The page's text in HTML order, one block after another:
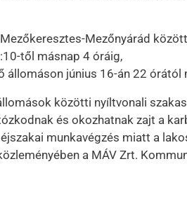
Mezőnyárád
től másnap 4 óráig,
állomáson június 16-án 22 órától
közötti nyíltvonali
és okozhatnak zajt a
munkavégzés miatt a
a MÁV Zrt.